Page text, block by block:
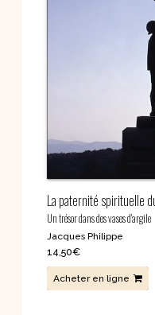
La paternité spirituelle
Un trésor dans des vases d'argile
Jacques Philippe
14,50€
Acheter en ligne